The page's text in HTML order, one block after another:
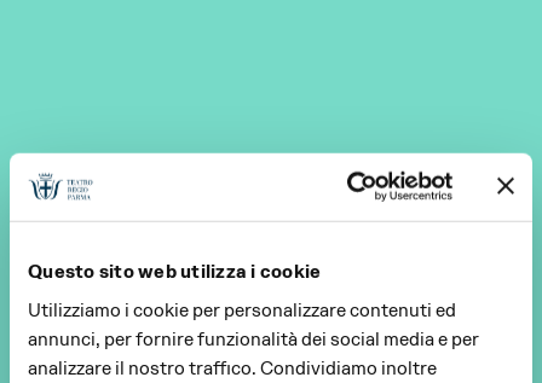
Questo sito web utilizza i cookie
Utilizziamo i cookie per personalizzare contenuti ed
annunci, per fornire funzionalità dei social media e per
analizzare il nostro traffico. Condividiamo inoltre